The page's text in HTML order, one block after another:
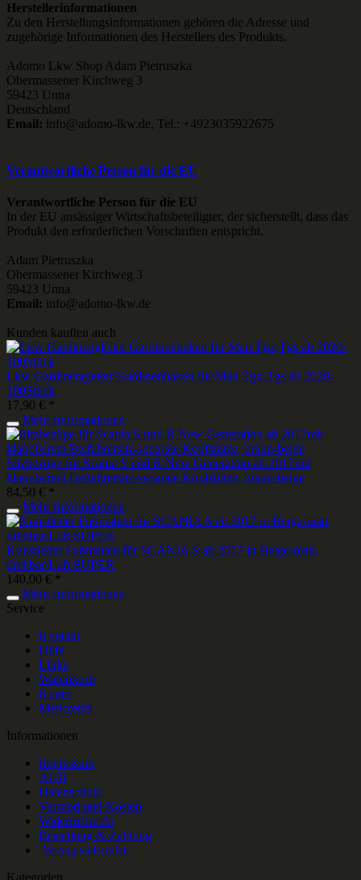
Herstellerinformationen
Zu den Herstellungsinformationen gehören die Adresse und
zugehörige Informationen des Herstellers des Produkts.
Adomo Lkw Shop Adam Pietruszka
Obermassener Kirchweg 3
59423 Unna
Deutschland
Email: info@adomo-lkw.de, Tel.: +4923035922675
Verantwortliche Person für die EU
Verantwortliche Person für die EU
In der EU ansässiger Wirtschaftsbeteiligter, der sicherstellt, dass das
Produkt den erforderlichen Vorschriften entspricht.
Adam Pietruszka
Obermassener Kirchweg 3
59423 Unna
Email: info@adomo-lkw.de
Kunden kauften auch
Lkw Gardinengleiter Gardinenhaken für Man Tgx,Tgs ab 2020-
100Stück
17,90 € *
Mehr Informationen
Sitzbezüge für Scania S und R New Generation ab 2017mit
klappbarem Beifahrersitz-separate Kopfstütze, braun-beige
84,50 € *
Mehr Informationen
Kunstleder Fußmatten für SCANIA S ab 2017 in Beige-matt,
drehbar/Luft SUPER
140,00 € *
Mehr Informationen
Service
Kontakt
Hilfe
Links
Warenkorb
Konto
Merkzettel
Informationen
Impressum
AGB
Datenschutz
Versand und Kosten
Widerrufsrecht
Bestellung & Zahlung
Vertrag widerrufen
Kategorien